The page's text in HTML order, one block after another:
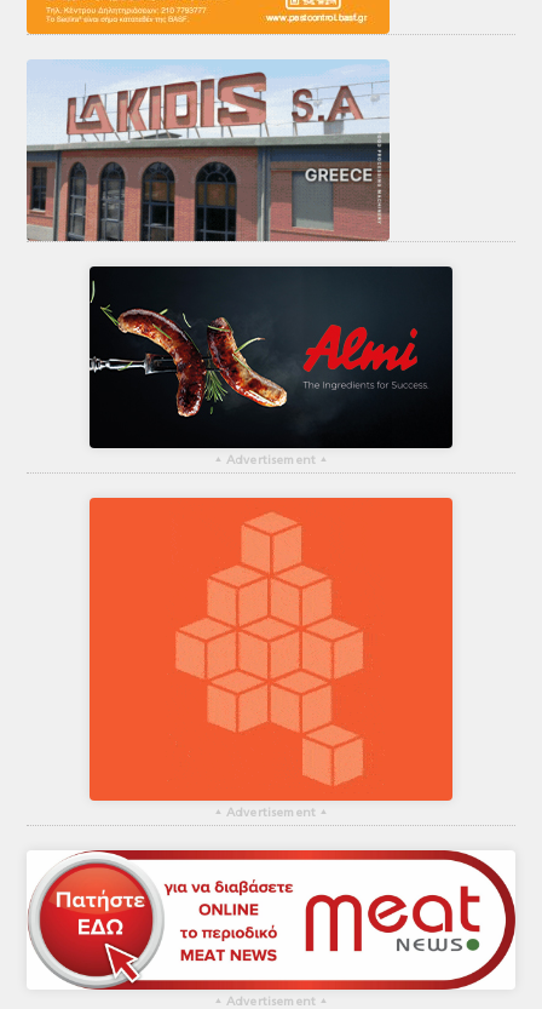
▴ Advertisement ▴
▴ Advertisement ▴
▴ Advertisement ▴